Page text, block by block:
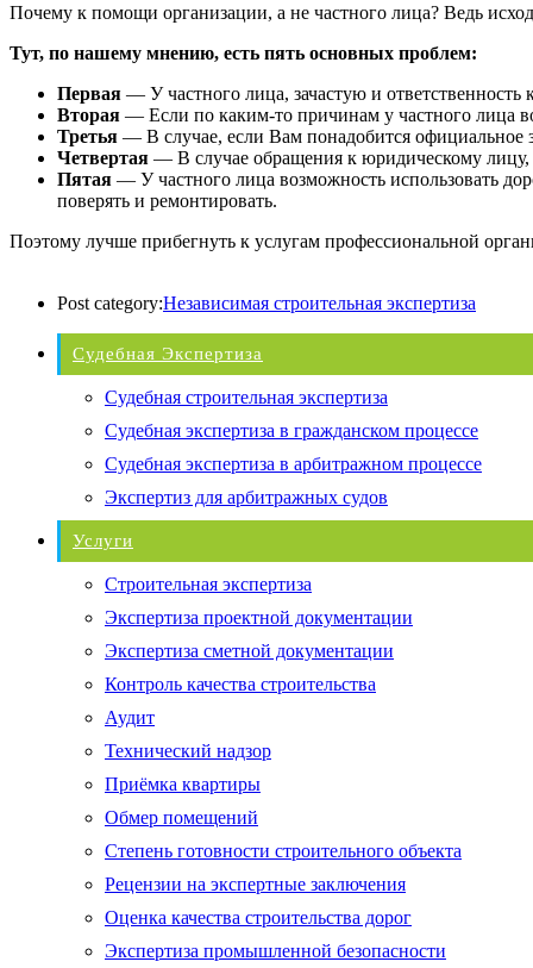
Почему к помощи организации, а не частного лица? Ведь
Тут, по нашему мнению, есть пять основных проблем:
Первая — У частного лица, зачастую и
Вторая — Если по каким-то причинам у частного лица
Третья — В случае, если Вам понадобится официальное
Четвертая — В случае обращения к юридическому лицу,
Пятая — У частного лица возможность использовать
поверять и ремонтировать.
Поэтому лучше прибегнуть к услугам профессиональной
Post category:Независимая строительная экспертиза
Судебная Экспертиза
Судебная строительная экспертиза
Судебная экспертиза в гражданском процессе
Судебная экспертиза в арбитражном процессе
Экспертиз для арбитражных судов
Услуги
Строительная экспертиза
Экспертиза проектной документации
Экспертиза сметной документации
Контроль качества строительства
Аудит
Технический надзор
Приёмка квартиры
Обмер помещений
Степень готовности строительного объекта
Рецензии на экспертные заключения
Оценка качества строительства дорог
Экспертиза промышленной безопасности